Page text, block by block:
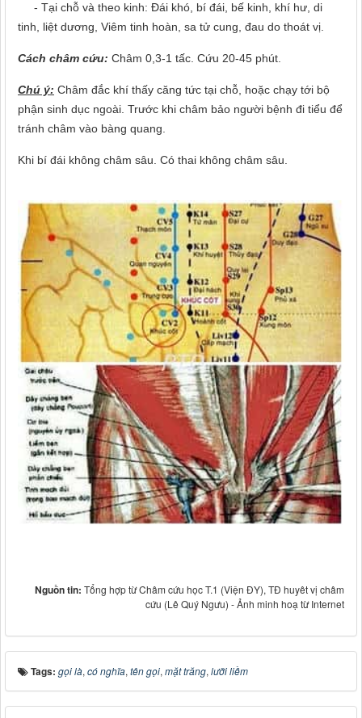
- Tại chỗ và theo kinh: Đái khó, bí đái, bế kinh, khí hư, di
tinh, liệt dương, Viêm tinh hoàn, sa tử cung, đau do thoát vị.
Cách châm cứu: Châm 0,3-1 tấc. Cứu 20-45 phút.
Chú ý: Châm đắc khí thấy căng tức tại chỗ, hoặc chạy tới bộ
phận sinh dục ngoài. Trước khi châm bảo người bệnh đi tiểu để
tránh châm vào bàng quang.
Khi bí đái không châm sâu. Có thai không châm sâu.
Nguồn tin: Tổng hợp từ Châm cứu học T.1 (Viện ĐY), TĐ huyêt vị châm
cứu (Lê Quý Ngưu) - Ảnh minh hoạ từ Internet
Tags: gọi là, có nghĩa, tên gọi, mặt trăng, lưỡi liềm